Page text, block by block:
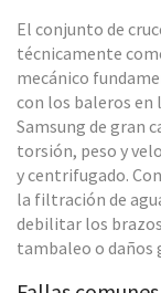
El conjunto de
técnicamente
mecánico
con los baleros en
Samsung de gran
torsión, peso y
y centrifugado.
la filtración de
debilitar los
tambaleo o daños